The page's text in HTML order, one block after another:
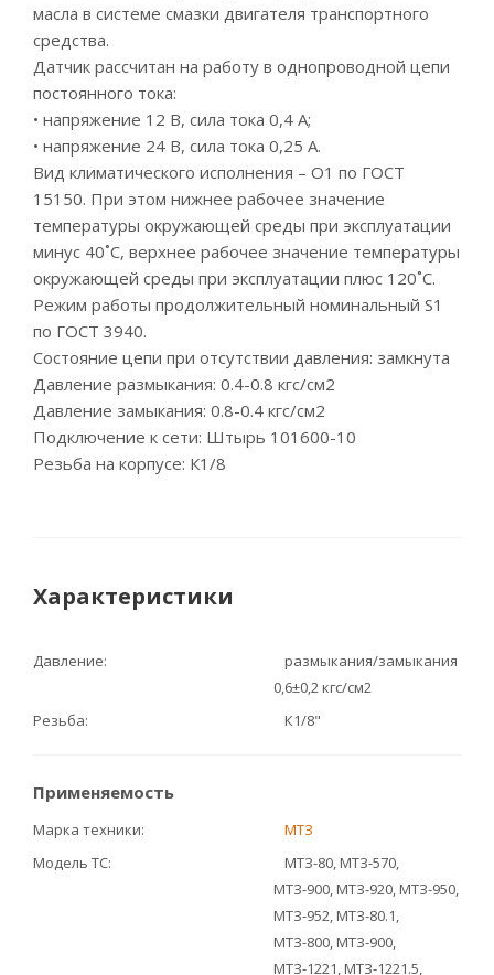
масла в системе смазки двигателя транспортного
средства.
Датчик рассчитан на работу в однопроводной цепи
постоянного тока:
• напряжение 12 В, сила тока 0,4 А;
• напряжение 24 В, сила тока 0,25 А.
Вид климатического исполнения – О1 по ГОСТ
15150. При этом нижнее рабочее значение
температуры окружающей среды при эксплуатации
минус 40˚С, верхнее рабочее значение температуры
окружающей среды при эксплуатации плюс 120˚С.
Режим работы продолжительный номинальный S1
по ГОСТ 3940.
Состояние цепи при отсутствии давления: замкнута
Давление размыкания: 0.4-0.8 кгс/см2
Давление замыкания: 0.8-0.4 кгс/см2
Подключение к сети: Штырь 101600-10
Резьба на корпусе: К1/8
Характеристики
Давление
размыкания/замыкания
0,6±0,2 кгс/см2
Резьба
К1/8"
Применяемость
Марка техники
МТЗ
Модель ТС
МТЗ-80, МТЗ-570,
МТЗ-900, МТЗ-920, МТЗ-950,
МТЗ-952, МТЗ-80.1,
МТЗ-800, МТЗ-900,
МТЗ-1221, МТЗ-1221.5,